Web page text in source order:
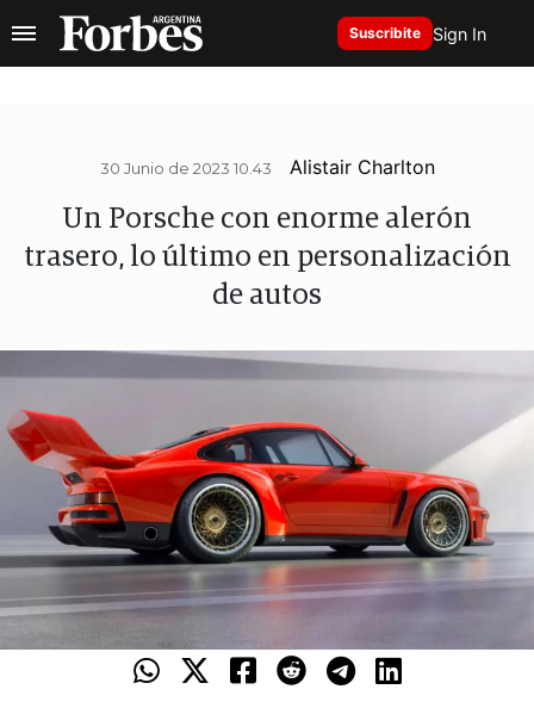
Suscribite Sign In
30 Junio de 2023 10.43 Alistair Charlton
Un Porsche con enorme alerón
trasero, lo último en personalización
de autos